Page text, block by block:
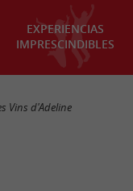
EXPERIENCIAS
IMPRESCINDIBLES
Vins d'Adeline